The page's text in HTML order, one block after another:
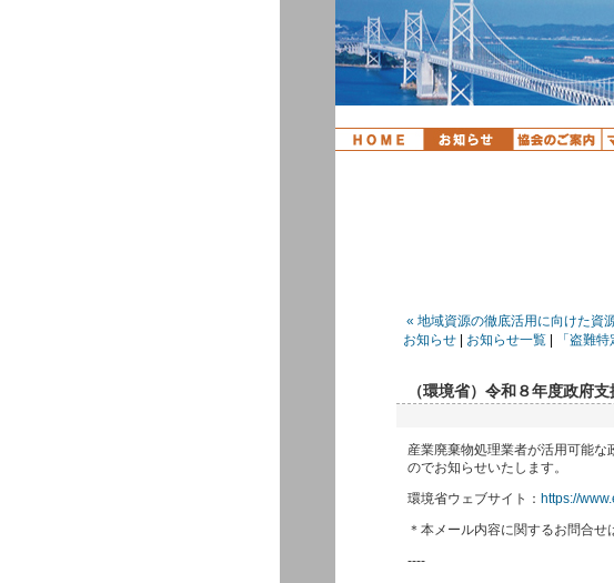
« 地域資源の徹底活用に向けた資
お知らせ
お知らせ一覧
「盗難
（環境省）令和８年度政府
産業廃棄物処理業者が活用可能
のでお知らせいたします。
環境省ウェブサイト： https://
＊本メール内容に関するお問合せ
----